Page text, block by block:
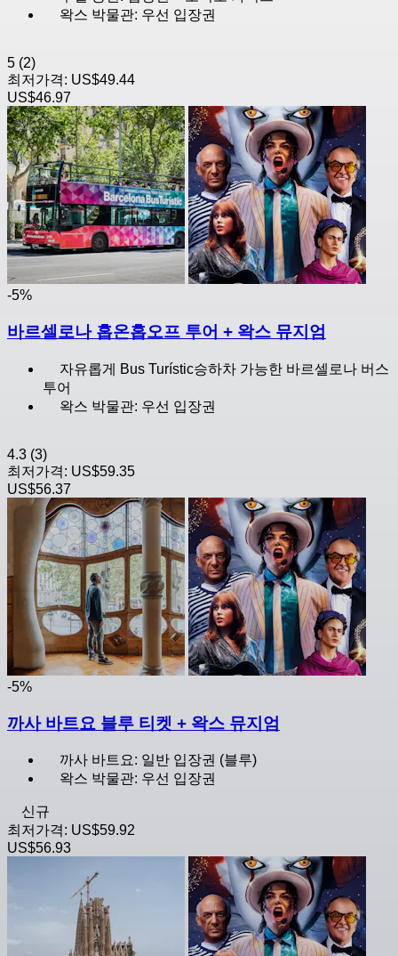
왁스 박물관: 우선 입장권
5 (2)
최저가격: US$49.44
US$46.97
-5%
바르셀로나 홉온홉오프 투어 + 왁스 뮤지엄
자유롭게 Bus Turístic승하차 가능한 바르셀로나 버스
투어
왁스 박물관: 우선 입장권
4.3 (3)
최저가격: US$59.35
US$56.37
-5%
까사 바트요 블루 티켓 + 왁스 뮤지엄
까사 바트요: 일반 입장권 (블루)
왁스 박물관: 우선 입장권
신규
최저가격: US$59.92
US$56.93